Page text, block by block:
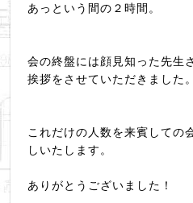
あっという間の２時間。
会の終盤には顔見知った先生
挨拶をさせていただきました。
これだけの人数を来賓しての
しいたします。
ありがとうございました！